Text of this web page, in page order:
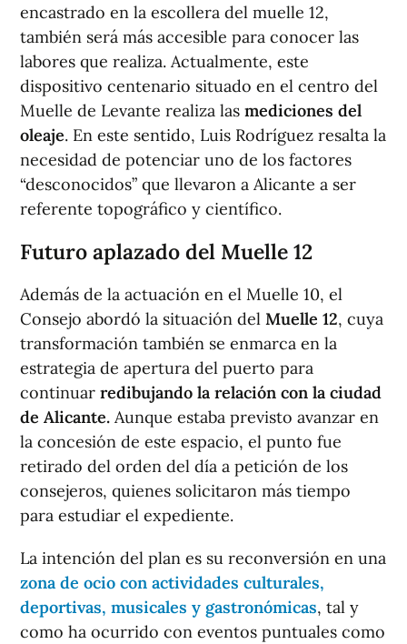
encastrado en la escollera del muelle 12,
también será más accesible para conocer las
labores que realiza. Actualmente, este
dispositivo centenario situado en el centro del
Muelle de Levante realiza las mediciones del
oleaje. En este sentido, Luis Rodríguez resalta la
necesidad de potenciar uno de los factores
“desconocidos” que llevaron a Alicante a ser
referente topográfico y científico.
Futuro aplazado del Muelle 12
Además de la actuación en el Muelle 10, el
Consejo abordó la situación del Muelle 12, cuya
transformación también se enmarca en la
estrategia de apertura del puerto para
continuar redibujando la relación con la ciudad
de Alicante. Aunque estaba previsto avanzar en
la concesión de este espacio, el punto fue
retirado del orden del día a petición de los
consejeros, quienes solicitaron más tiempo
para estudiar el expediente.
La intención del plan es su reconversión en una
zona de ocio con actividades culturales,
deportivas, musicales y gastronómicas, tal y
como ha ocurrido con eventos puntuales como